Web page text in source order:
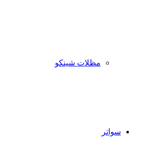
مظلات شينكو
سواتر